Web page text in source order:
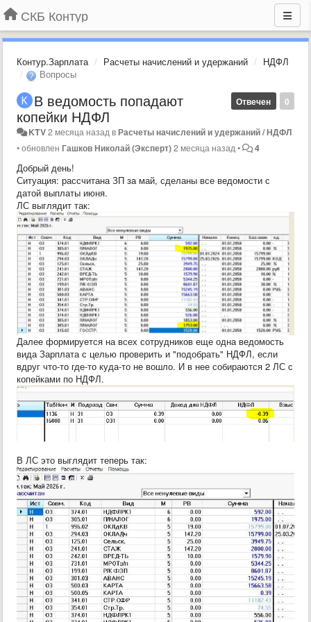
СКБ Контур
Контур.Зарплата Расчеты начислений и удержаний
НДФЛ
Вопросы
0
Отвечен
В ведомость попадают
копейки НДФЛ
KTV2 месяца назад вРасчеты начислений и удержаний / НДФЛ
•обновлен Гашков Николай (Эксперт)2 месяца назад • 4
Добрый день!
Ситуация: рассчитана ЗП за май, сделаны все ведомости с
датой выплаты июня.
ЛС выглядит так:
Далее формируется на всех сотрудников еще одна ведомость
вида Зарплата с целью проверить и "подобрать" НДФЛ, если
вдруг что-то где-то куда-то не вошло. И в нее собираются 2 ЛС с
копейками по НДФЛ.
В ЛС это выглядит теперь так: